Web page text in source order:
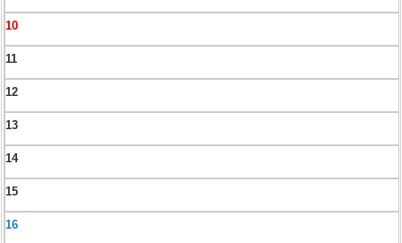
10
11
12
13
14
15
16